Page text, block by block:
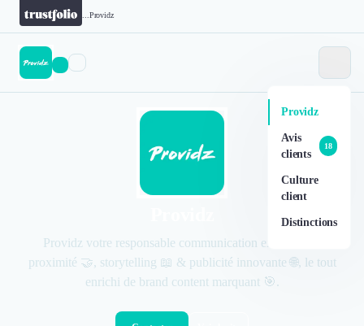
Providz
Providz
Avis
clients
18
Culture
client
Distinctions
Providz votre responsable communication externalisé :
proximité 🤝, storytelling 📖 & publicité innovante 🌐, le tout
enrichi de brand content marquant 🎯.